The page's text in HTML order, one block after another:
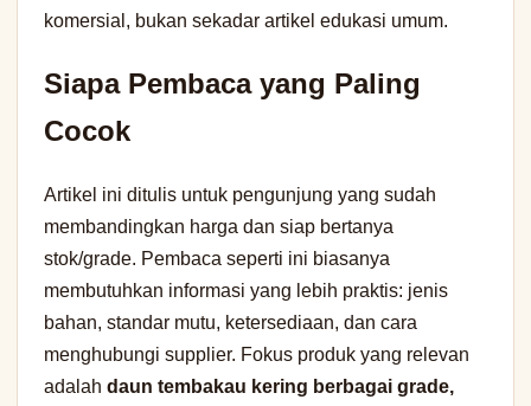
komersial, bukan sekadar artikel edukasi umum.
Siapa Pembaca yang Paling
Cocok
Artikel ini ditulis untuk pengunjung yang sudah
membandingkan harga dan siap bertanya
stok/grade. Pembaca seperti ini biasanya
membutuhkan informasi yang lebih praktis: jenis
bahan, standar mutu, ketersediaan, dan cara
menghubungi supplier. Fokus produk yang relevan
adalah daun tembakau kering berbagai grade,